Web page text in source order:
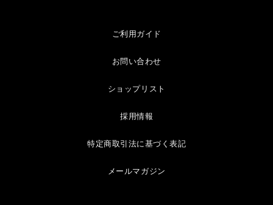
ご利用ガイド
お問い合わせ
ショップリスト
採用情報
特定商取引法に基づく表記
メールマガジン